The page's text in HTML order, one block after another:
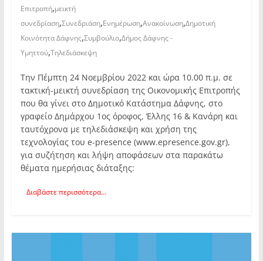
Επιτροπή,μεικτή
συνεδρίαση,Συνεδριάση,Ενημέρωση,Ανακοίνωση,Δημοτική
Κοινότητα Δάφνης,Συμβούλιο,Δήμος Δάφνης -
Υμηττού,Τηλεδιάσκεψη
Την Πέμπτη 24 Νοεμβρίου 2022 και ώρα 10.00 π.μ. σε
τακτική-μεικτή συνεδρίαση της Οικονομικής Επιτροπής
που θα γίνει στο Δημοτικό Κατάστημα Δάφνης, στο
γραφείο Δημάρχου 1ος όροφος, Έλλης 16 & Κανάρη και
ταυτόχρονα με τηλεδιάσκεψη και χρήση της
τεχνολογίας του e-presence (www.epresence.gov.gr),
για συζήτηση και λήψη αποφάσεων στα παρακάτω
θέματα ημερήσιας διάταξης:
Διαβάστε περισσότερα...